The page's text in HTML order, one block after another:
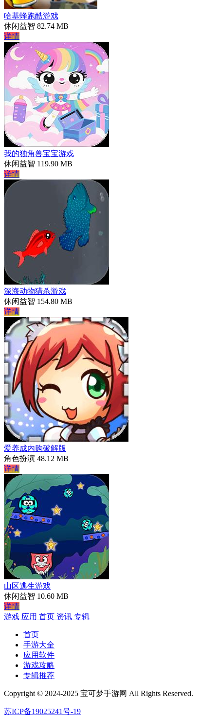
哈基蜂跑酷游戏
休闲益智 82.74 MB
详情
我的独角兽宝宝游戏
休闲益智 119.90 MB
详情
深海动物猎杀游戏
休闲益智 154.80 MB
详情
爱养成内购破解版
角色扮演 48.12 MB
详情
山区逃生游戏
休闲益智 10.60 MB
详情
游戏 应用 首页 资讯 专辑
首页
手游大全
应用软件
游戏攻略
专辑推荐
Copyright © 2024-2025 宝可梦手游网 All Rights Reserved.
苏ICP备19025241号-19